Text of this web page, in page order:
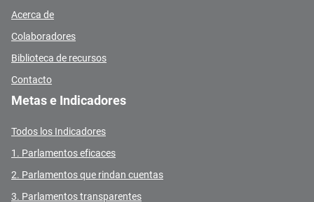
Acerca de
Colaboradores
Biblioteca de recursos
Contacto
Metas e Indicadores
Todos los Indicadores
1. Parlamentos eficaces
2. Parlamentos que rindan cuentas
3. Parlamentos transparentes